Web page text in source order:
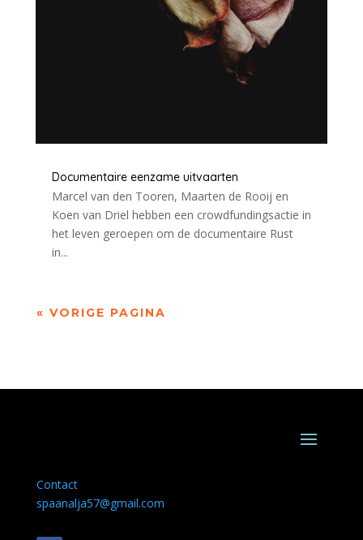
Documentaire eenzame uitvaarten
Marcel van den Tooren, Maarten de Rooij en
Koen van Driel hebben een crowdfundingsactie in
het leven geroepen om de documentaire Rust
in...
« VORIGE PAGINA
Contact
spaanalja57@gmail.com